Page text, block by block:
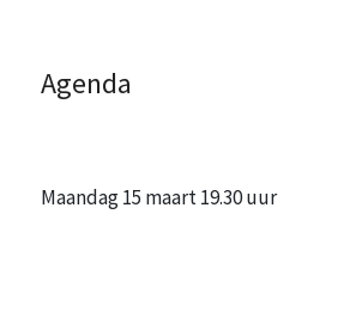
Agenda
Maandag 15 maart 19.30 uur